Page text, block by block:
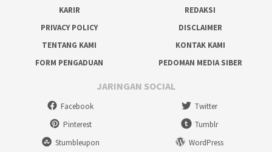
KARIR
REDAKSI
PRIVACY POLICY
DISCLAIMER
TENTANG KAMI
KONTAK KAMI
FORM PENGADUAN
PEDOMAN MEDIA SIBER
JARINGAN SOCIAL
Facebook
Twitter
Pinterest
Tumblr
Stumbleupon
WordPress